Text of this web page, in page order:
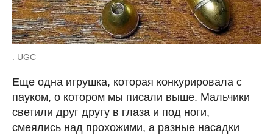
: UGC
Еще одна игрушка, которая конкурировала с
пауком, о котором мы писали выше. Мальчики
светили друг другу в глаза и под ноги,
смеялись над прохожими, а разные насадки